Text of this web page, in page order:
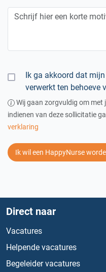
Ik ga akkoord dat
verwerkt ten behoeve
Wij gaan zorgvuldig om met
indienen van deze sollicitatie
verklaring
Ik wil een HappyNurse
Direct naar
Vacatures
Helpende vacatures
Begeleider vacatures